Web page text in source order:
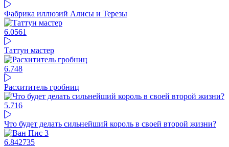
Фабрика иллюзий Алисы и Терезы
6.0561
Таттун мастер
6.748
Расхититель гробниц
5.716
Что будет делать сильнейший король в своей второй жизни?
6.842735